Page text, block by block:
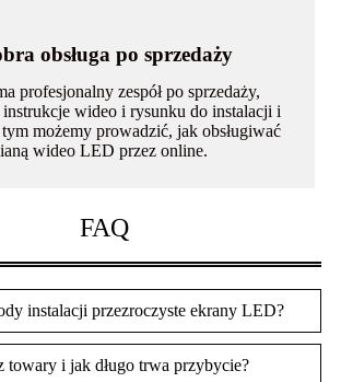
obsługa po sprzedaży
profesjonalny zespół po sprzedaży,
wideo i rysunku do instalacji i
możemy prowadzić, jak obsługiwać
wideo LED przez online.
FAQ
instalacji przezroczyste ekrany LED?
towary i jak długo trwa przybycie?